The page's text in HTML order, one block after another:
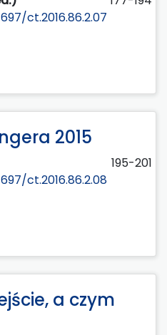
ct.2016.86.2.07
2015
195-201
ct.2016.86.2.08
a czym